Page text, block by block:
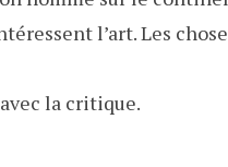
l’art. Les
la critique.